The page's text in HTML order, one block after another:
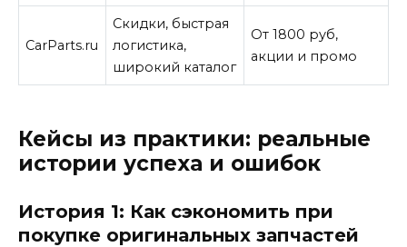
CarParts.ru
Скидки, быстрая
логистика,
широкий каталог
От 1800 руб,
акции и промо
Кейсы из практики: реальные
истории успеха и ошибок
История 1: Как сэкономить при
покупке оригинальных запчастей